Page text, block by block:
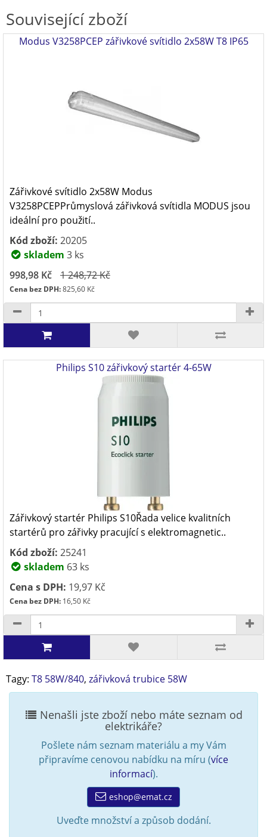
Související zboží
Modus V3258PCEP zářivkové svítidlo 2x58W T8 IP65
Zářivkové svítidlo 2x58W Modus
V3258PCEPPrůmyslová zářivková svítidla MODUS jsou
ideální pro použití..
Kód zboží: 20205
skladem 3 ks
998,98 Kč
1 248,72 Kč
Cena bez DPH:825,60 Kč
Philips S10 zářivkový startér 4-65W
Zářivkový startér Philips S10Řada velice kvalitních
startérů pro zářivky pracující s elektromagnetic..
Kód zboží: 25241
skladem 63 ks
Cena s DPH: 19,97 Kč
Cena bez DPH: 16,50 Kč
Tagy: T8 58W/840, zářivková trubice 58W
Nenašli jste zboží nebo máte seznam od
elektrikáře?
Pošlete nám seznam materiálu a my Vám
připravíme cenovou nabídku na míru (více
informací).
eshop@emat.cz
Uveďte množství a způsob dodání.